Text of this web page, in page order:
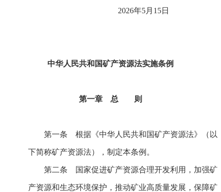
2026年5月15日
中华人民共和国矿产资源法实施条例
第一章 总 则
第一条 根据《中华人民共和国矿产资源法》（以
下简称矿产资源法），制定本条例。
第二条 国家促进矿产资源合理开发利用，加强矿
产资源和生态环境保护，推动矿业高质量发展，保障矿